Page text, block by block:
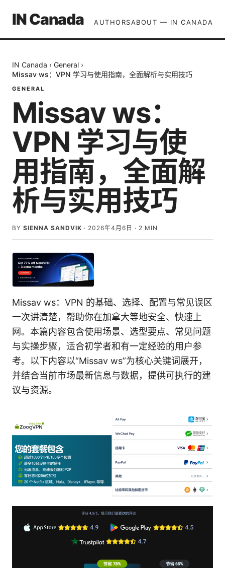
IN Canada AUTHORSABOUT — IN CANADA
IN Canada › General ›
Missav ws：VPN 学习与使用指南，全面解析与实用技巧
GENERAL
Missav ws：
VPN 学习与使
用指南，全面解
析与实用技巧
BY SIENNA SANDVIK · 2026年4月6日 · 2 MIN
Missav ws：VPN 的基础、选择、配置与常见误区
一次讲清楚，帮助你在加拿大等地安全、快速上
网。本篇内容包含使用场景、选型要点、常见问题
与实操步骤，适合初学者和有一定经验的用户参
考。以下内容以“Missav ws”为核心关键词展开，
并结合当前市场最新信息与数据，提供可执行的建
议与资源。